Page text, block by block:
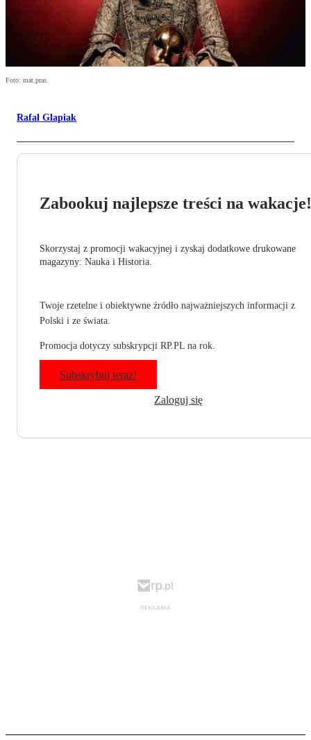
Foto: mat.pras.
Rafał Glapiak
Zabookuj najlepsze treści na wakacje!
Skorzystaj z promocji wakacyjnej i zyskaj dodatkowe drukowane
magazyny: Nauka i Historia.
Twoje rzetelne i obiektywne źródło najważniejszych informacji z
Polski i ze świata.
Promocja dotyczy subskrypcji RP.PL na rok.
Subskrybuj teraz!
Zaloguj się